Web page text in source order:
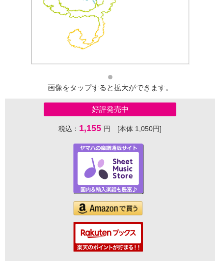
画像をタップすると拡大ができます。
好評発売中
税込： 1,155 円 [本体 1,050円]